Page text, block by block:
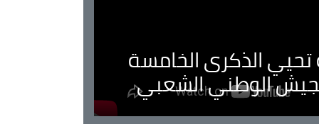
تحيي الذكرى الخامسة
الوطني الشعبي